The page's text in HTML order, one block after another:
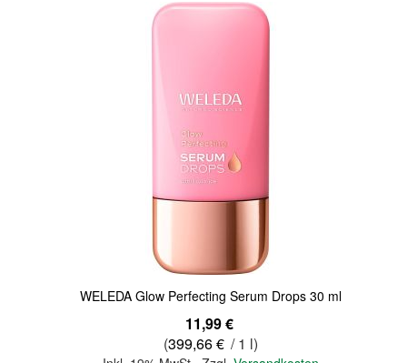
WELEDA Glow Perfecting Serum Drops 30 ml
11,99 €
(399,66 € / 1 l)